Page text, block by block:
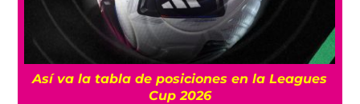
Un clásico: ¿Dónde ver la final del
preolímpico entre México y Estados Unidos?